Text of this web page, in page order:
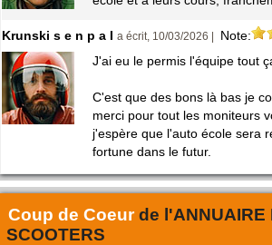
Krunski s e n p a I a écrit, 10/03/2026 | Note:
J'ai eu le permis l'équipe tout
C'est que des bons là bas je
merci pour tout les moniteurs
j'espère que l'auto école sera
fortune dans le futur.
Coup de Coeurde l'ANNUAIRE
SCOOTERS